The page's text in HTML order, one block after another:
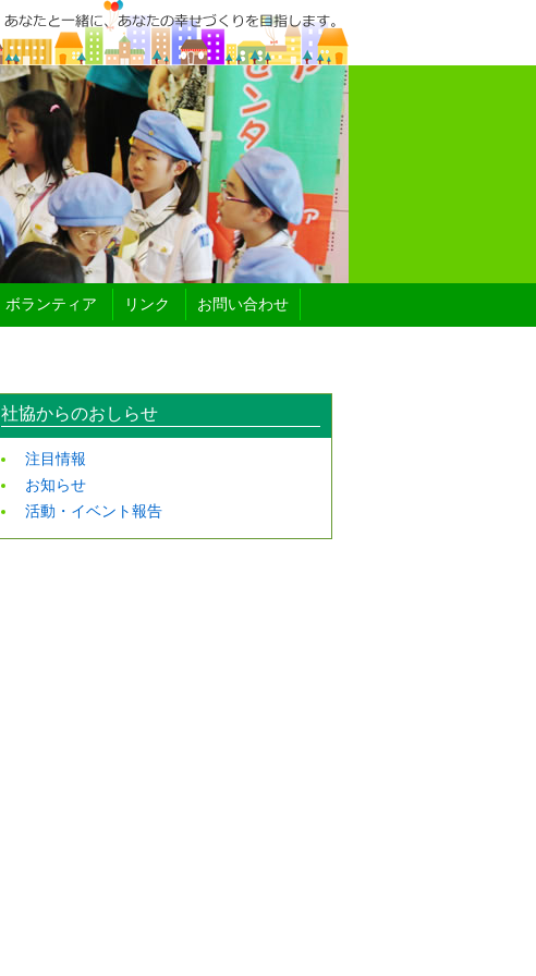
ボランティア リンク お問い合わせ
社協からのおしらせ
注目情報
お知らせ
活動・イベント報告